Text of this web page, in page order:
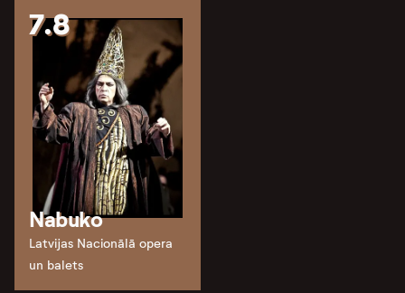
7.8
Nabuko
Latvijas Nacionālā opera
un balets